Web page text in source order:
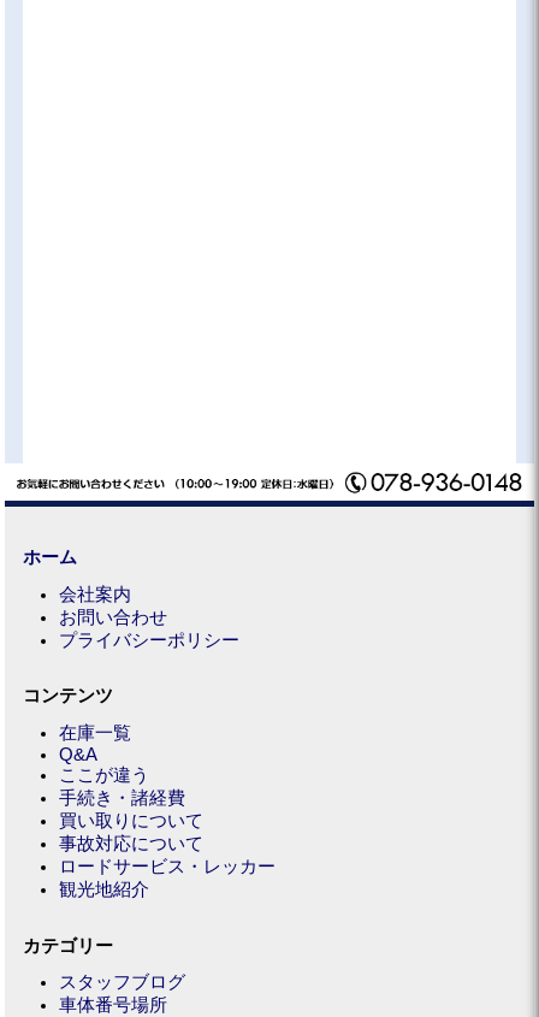
ホーム
会社案内
お問い合わせ
プライバシーポリシー
コンテンツ
在庫一覧
Q&A
ここが違う
手続き・諸経費
買い取りについて
事故対応について
ロードサービス・レッカー
観光地紹介
カテゴリー
スタッフブログ
車体番号場所